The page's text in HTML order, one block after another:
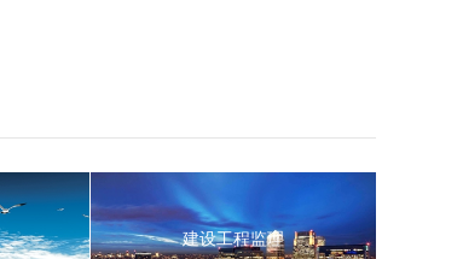
建设工程监理
更新中...